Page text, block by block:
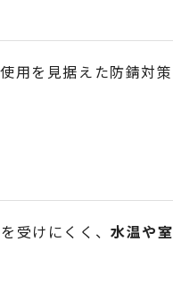
用を見据えた防錆対
受けにくく、水温や